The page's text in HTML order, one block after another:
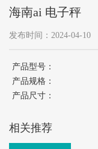
海南ai 电子秤
发布时间：2024-04-10
产品型号：
产品规格：
产品尺寸：
相关推荐